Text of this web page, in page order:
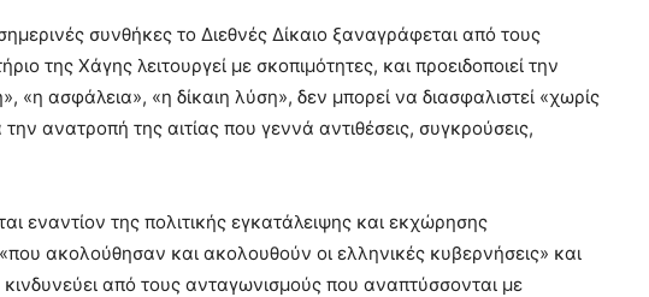
συνθήκες το Διεθνές Δίκαιο ξαναγράφεται από τους
της Χάγης λειτουργεί με σκοπιμότητες, και προειδοποιεί την
«η ασφάλεια», «η δίκαιη λύση», δεν μπορεί να διασφαλιστεί «χωρίς
ανατροπή της αιτίας που γεννά αντιθέσεις, συγκρούσεις,
εναντίον της πολιτικής εγκατάλειψης και εκχώρησης
ακολούθησαν και ακολουθούν οι ελληνικές κυβερνήσεις» και
κινδυνεύει από τους ανταγωνισμούς που αναπτύσσονται με